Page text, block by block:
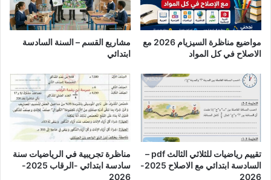
مواضيع مناظرة السيزيام 2026 مع
الاصلاح في كل المواد
مشاريع القسم – السنة السادسة
ابتدائي
تقييم رياضيات للثلاثي الثالث pdf –
السادسة ابتدائي مع الاصلاح 2025-
2026
مناظرة تجريبية في الرياضيات سنة
سادسة ابتدائي -الرقاب 2025-
2026